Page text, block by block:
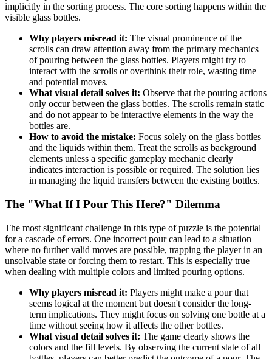
implicitly in the sorting process. The core sorting happens within the
visible glass bottles.
Why players misread it: The visual prominence of the
scrolls can draw attention away from the primary mechanics
of pouring between the glass bottles. Players might try to
interact with the scrolls or overthink their role, wasting time
and potential moves.
What visual detail solves it: Observe that the pouring actions
only occur between the glass bottles. The scrolls remain static
and do not appear to be interactive elements in the way the
bottles are.
How to avoid the mistake: Focus solely on the glass bottles
and the liquids within them. Treat the scrolls as background
elements unless a specific gameplay mechanic clearly
indicates interaction is possible or required. The solution lies
in managing the liquid transfers between the existing bottles.
The "What If I Pour This Here?" Dilemma
The most significant challenge in this type of puzzle is the potential
for a cascade of errors. One incorrect pour can lead to a situation
where no further valid moves are possible, trapping the player in an
unsolvable state or forcing them to restart. This is especially true
when dealing with multiple colors and limited pouring options.
Why players misread it: Players might make a pour that
seems logical at the moment but doesn't consider the long-
term implications. They might focus on solving one bottle at a
time without seeing how it affects the other bottles.
What visual detail solves it: The game clearly shows the
colors and the fill levels. By observing the current state of all